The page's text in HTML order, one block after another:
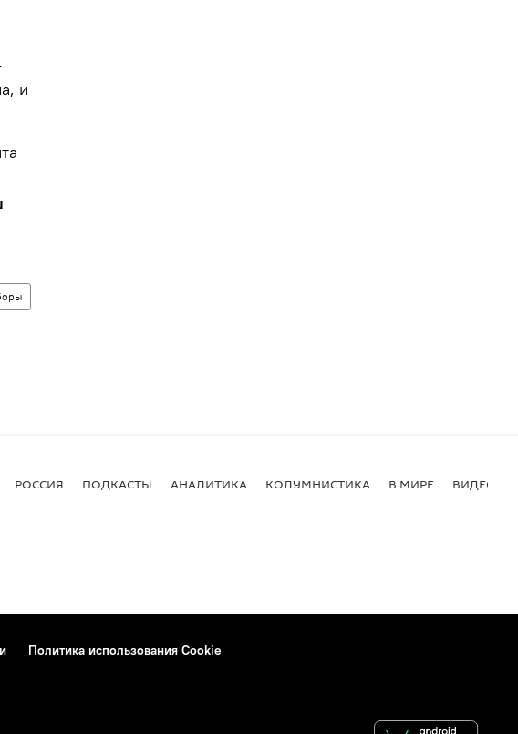
и
РОССИЯ ПОДКАСТЫ АНАЛИТИКА КОЛУМНИСТИКА В МИРЕ ВИДЕО
Политика использования Cookie